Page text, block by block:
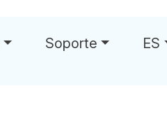
Soporte ES